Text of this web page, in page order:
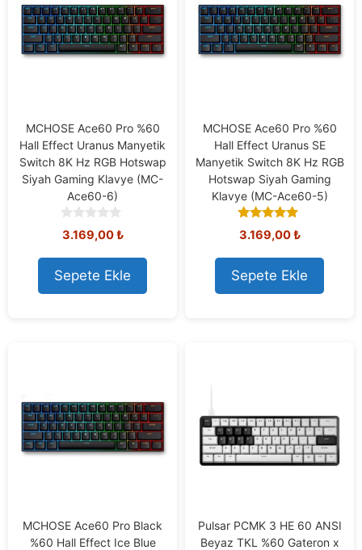
MCHOSE Ace60 Pro %60
Hall Effect Uranus Manyetik
Switch 8K Hz RGB Hotswap
Siyah Gaming Klavye (MC-
Ace60-6)
0
o
u
t
o
f
3.169,00₺
Sepete Ekle
MCHOSE Ace60 Pro %60
Hall Effect Uranus SE
Manyetik Switch 8K Hz RGB
Hotswap Siyah Gaming
Klavye (MC-Ace60-5)
5.00
out of 5
3.169,00₺
Sepete Ekle
MCHOSE Ace60 Pro Black
%60 Hall Effect Ice Blue
Pulsar PCMK 3 HE 60 ANSI
Beyaz TKL %60 Gateron x